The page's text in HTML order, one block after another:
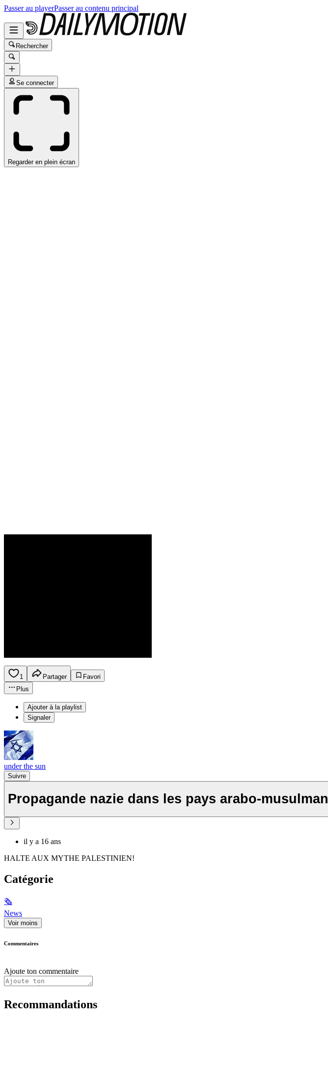
Passer au playerPasser au contenu principal
Rechercher
Se connecter
Regarder en plein écran
1 Partager
Favori
Plus
Ajouter à la playlist
Signaler
under the sun
Suivre
Propagande nazie dans les pays arabo-musulman
il y a 16 ans
HALTE AUX MYTHE PALESTINIEN!
Catégorie
🗞
News
Voir moins
Commentaires
Ajoute ton commentaire
Recommandations